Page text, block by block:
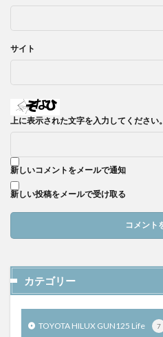
サイト
上に表示された文字を入力してください。
新しいコメントをメールで通知
新しい投稿をメールで受け取る
カテゴリー
TOYOTA HILUX GUN125 Life 7